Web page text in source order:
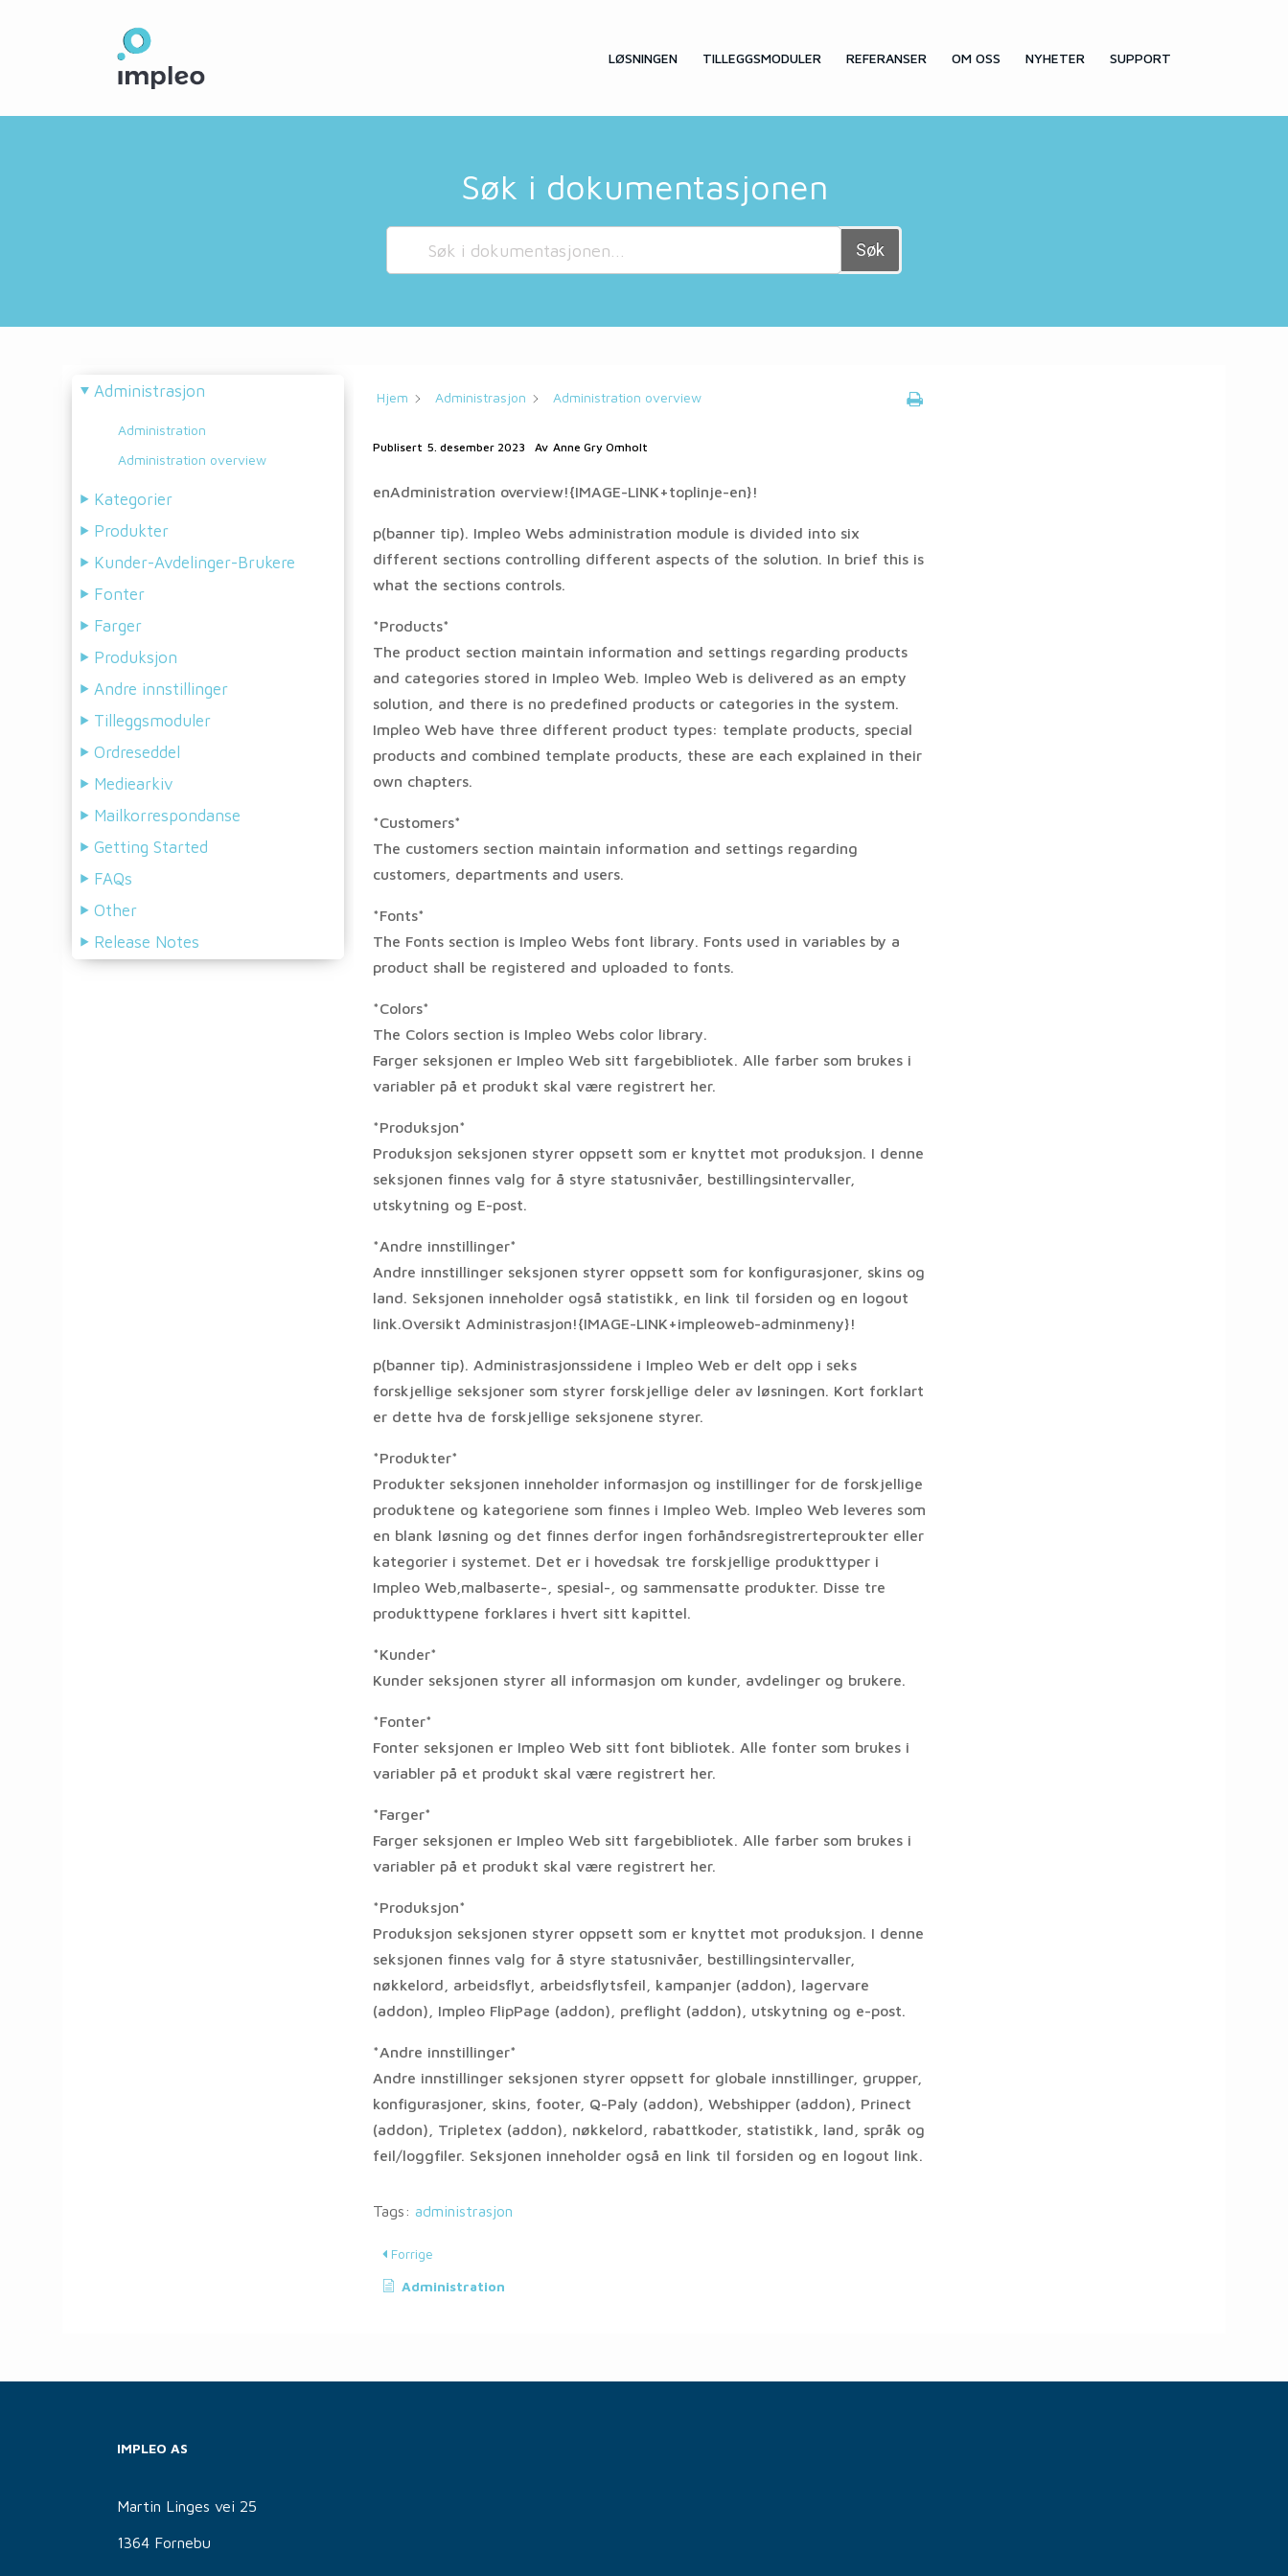
LØSNINGEN TILLEGGSMODULER REFERANSER OM OSS NYHETER SUPPORT
Søk i dokumentasjonen
Søk
Administrasjon
Administration
Administration overview
Kategorier
Produkter
Kunder-Avdelinger-Brukere
Fonter
Farger
Produksjon
Andre innstillinger
Tilleggsmoduler
Ordreseddel
Mediearkiv
Mailkorrespondanse
Getting Started
FAQs
Other
Release Notes
Hjem Administrasjon Administration overview
Publisert 5. desember 2023 Av Anne Gry Omholt
enAdministration overview!{IMAGE-LINK+toplinje-en}!
p(banner tip). Impleo Webs administration module is divided into six
different sections controlling different aspects of the solution. In brief this is
what the sections controls.
*Products*
The product section maintain information and settings regarding products
and categories stored in Impleo Web. Impleo Web is delivered as an empty
solution, and there is no predefined products or categories in the system.
Impleo Web have three different product types: template products, special
products and combined template products, these are each explained in their
own chapters.
*Customers*
The customers section maintain information and settings regarding
customers, departments and users.
*Fonts*
The Fonts section is Impleo Webs font library. Fonts used in variables by a
product shall be registered and uploaded to fonts.
*Colors*
The Colors section is Impleo Webs color library.
Farger seksjonen er Impleo Web sitt fargebibliotek. Alle farber som brukes i
variabler på et produkt skal være registrert her.
*Produksjon*
Produksjon seksjonen styrer oppsett som er knyttet mot produksjon. I denne
seksjonen finnes valg for å styre statusnivåer, bestillingsintervaller,
utskytning og E-post.
*Andre innstillinger*
Andre innstillinger seksjonen styrer oppsett som for konfigurasjoner, skins og
land. Seksjonen inneholder også statistikk, en link til forsiden og en logout
link.Oversikt Administrasjon!{IMAGE-LINK+impleoweb-adminmeny}!
p(banner tip). Administrasjonssidene i Impleo Web er delt opp i seks
forskjellige seksjoner som styrer forskjellige deler av løsningen. Kort forklart
er dette hva de forskjellige seksjonene styrer.
*Produkter*
Produkter seksjonen inneholder informasjon og instillinger for de forskjellige
produktene og kategoriene som finnes i Impleo Web. Impleo Web leveres som
en blank løsning og det finnes derfor ingen forhåndsregistrerteproukter eller
kategorier i systemet. Det er i hovedsak tre forskjellige produkttyper i
Impleo Web,malbaserte-, spesial-, og sammensatte produkter. Disse tre
produkttypene forklares i hvert sitt kapittel.
*Kunder*
Kunder seksjonen styrer all informasjon om kunder, avdelinger og brukere.
*Fonter*
Fonter seksjonen er Impleo Web sitt font bibliotek. Alle fonter som brukes i
variabler på et produkt skal være registrert her.
*Farger*
Farger seksjonen er Impleo Web sitt fargebibliotek. Alle farber som brukes i
variabler på et produkt skal være registrert her.
*Produksjon*
Produksjon seksjonen styrer oppsett som er knyttet mot produksjon. I denne
seksjonen finnes valg for å styre statusnivåer, bestillingsintervaller,
nøkkelord, arbeidsflyt, arbeidsflytsfeil, kampanjer (addon), lagervare
(addon), Impleo FlipPage (addon), preflight (addon), utskytning og e-post.
*Andre innstillinger*
Andre innstillinger seksjonen styrer oppsett for globale innstillinger, grupper,
konfigurasjoner, skins, footer, Q-Paly (addon), Webshipper (addon), Prinect
(addon), Tripletex (addon), nøkkelord, rabattkoder, statistikk, land, språk og
feil/loggfiler. Seksjonen inneholder også en link til forsiden og en logout link.
Tags: administrasjon
Forrige
Administration
IMPLEO AS
Martin Linges vei 25
1364 Fornebu